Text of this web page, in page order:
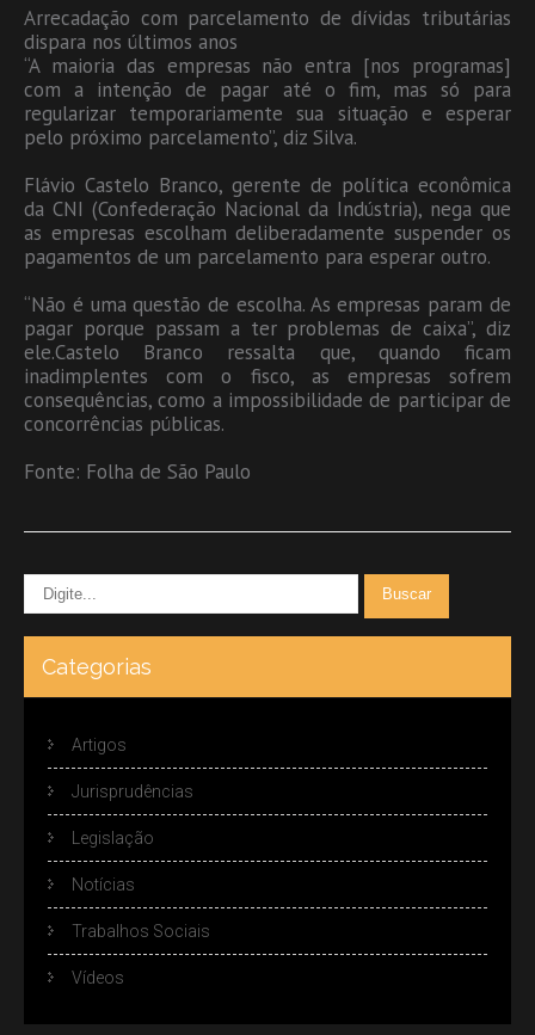
Arrecadação com parcelamento de dívidas tributárias
dispara nos últimos anos
“A maioria das empresas não entra [nos programas]
com a intenção de pagar até o fim, mas só para
regularizar temporariamente sua situação e esperar
pelo próximo parcelamento”, diz Silva.
Flávio Castelo Branco, gerente de política econômica
da CNI (Confederação Nacional da Indústria), nega que
as empresas escolham deliberadamente suspender os
pagamentos de um parcelamento para esperar outro.
“Não é uma questão de escolha. As empresas param de
pagar porque passam a ter problemas de caixa”, diz
ele.Castelo Branco ressalta que, quando ficam
inadimplentes com o fisco, as empresas sofrem
consequências, como a impossibilidade de participar de
concorrências públicas.
Fonte: Folha de São Paulo
Categorias
Artigos
Jurisprudências
Legislação
Notícias
Trabalhos Sociais
Vídeos